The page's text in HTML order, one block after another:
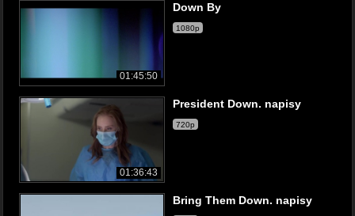
01:45:50
Down By
1080p
01:36:43
President Down. napisy
720p
Bring Them Down. napisy